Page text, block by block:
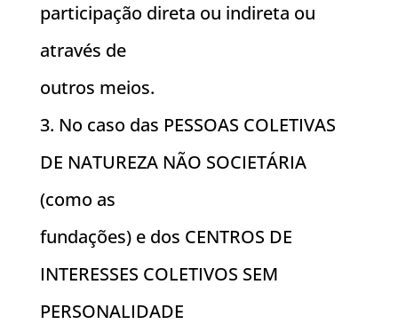
participação direta ou indireta ou
através de
outros meios.
3. No caso das PESSOAS COLETIVAS
DE NATUREZA NÃO SOCIETÁRIA
(como as
fundações) e dos CENTROS DE
INTERESSES COLETIVOS SEM
PERSONALIDADE